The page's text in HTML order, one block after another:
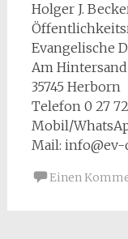
Holger J.
Evangelische
Am Hintersand
35745 Herborn
Telefon 0 27
Mobil/
Mail: info@ev-
Einen